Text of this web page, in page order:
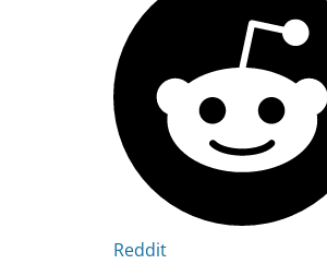
Reddit